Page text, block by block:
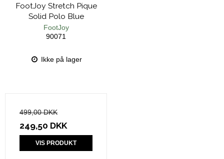
FootJoy Stretch Pique
Solid Polo Blue
FootJoy
90071
Ikke på lager
499,00 DKK
249,50 DKK
VIS PRODUKT